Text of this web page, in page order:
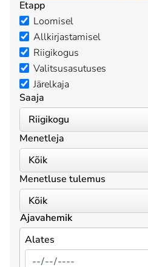
Etapp
Loomisel
Allkirjastamisel
Riigikogus
Valitsusasutuses
Järelkaja
Saaja
Menetleja
Menetluse tulemus
Ajavahemik
Alates